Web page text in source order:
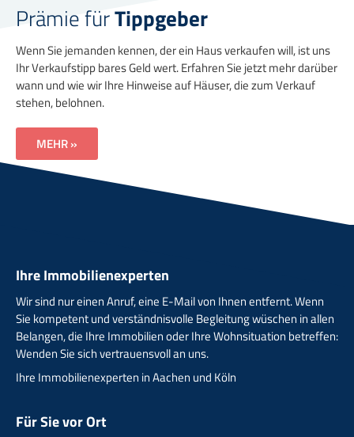
Prämie fürTippgeber
Wenn Sie jemanden kennen, der ein Haus verkaufen will, ist uns
Ihr Verkaufstipp bares Geld wert. Erfahren Sie jetzt mehr darüber
wann und wie wir Ihre Hinweise auf Häuser, die zum Verkauf
stehen, belohnen.
MEHR »
Ihre Immobilienexperten
Wir sind nur einen Anruf, eine E-Mail von Ihnen entfernt. Wenn
Sie kompetent und verständnisvolle Begleitung wüschen in allen
Belangen, die Ihre Immobilien oder Ihre Wohnsituation betreffen:
Wenden Sie sich vertrauensvoll an uns.
Ihre Immobilienexperten in Aachen und Köln
Für Sie vor Ort